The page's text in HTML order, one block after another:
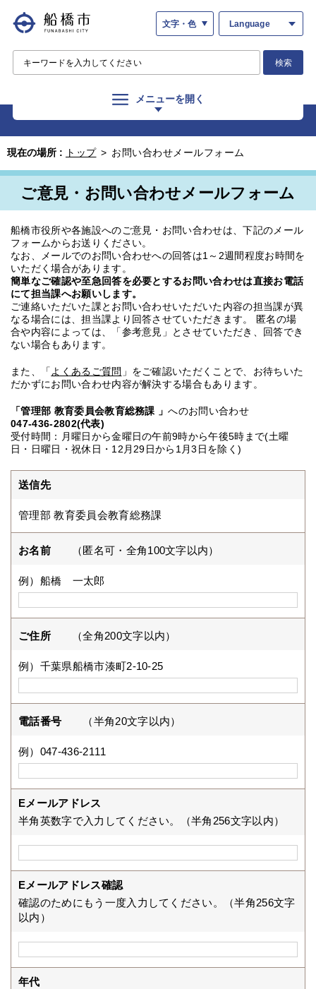
文字・色 Language
検索
メニューを開く
現在の場所 : トップ > お問い合わせメールフォーム
ご意見・お問い合わせメールフォーム
船橋市役所や各施設へのご意見・お問い合わせは、下記のメール
フォームからお送りください。
なお、メールでのお問い合わせへの回答は1～2週間程度お時間を
いただく場合があります。
簡単なご確認や至急回答を必要とするお問い合わせは直接お電話
にて担当課へお願いします。
ご連絡いただいた課とお問い合わせいただいた内容の担当課が異
なる場合には、担当課より回答させていただきます。 匿名の場
合や内容によっては、「参考意見」とさせていただき、回答でき
ない場合もあります。
また、「 よくあるご質問 」をご確認いただくことで、お待ちいた
だかずにお問い合わせ内容が解決する場合もあります。
「管理部 教育委員会教育総務課 」へのお問い合わせ
047-436-2802(代表)
受付時間：月曜日から金曜日の午前9時から午後5時まで(土曜
日・日曜日・祝休日・12月29日から1月3日を除く)
送信先
管理部 教育委員会教育総務課
お名前 （匿名可・全角100文字以内）
例）船橋 一太郎
ご住所 （全角200文字以内）
例）千葉県船橋市湊町2-10-25
電話番号 （半角20文字以内）
例）047-436-2111
Eメールアドレス
半角英数字で入力してください。（半角256文字以内）
Eメールアドレス確認
確認のためにもう一度入力してください。（半角256文字
以内）
年代